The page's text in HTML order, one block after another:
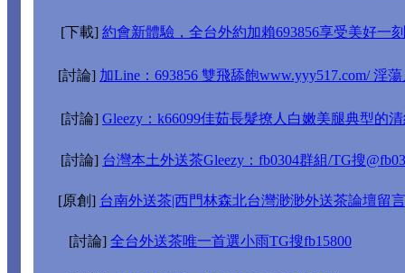
[下載] 約會新體驗，全台外約加賴693856享受美好一
[討論] 加Line：693856 雙飛舔飽www.yyy517.com/ 淫
[討論] Gleezy：k66099佳茹長髮撩人白嫩美腿典型的
[討論] 台灣本土外送茶Gleezy：fb0304群組/TG搜
[原創] 台南外送茶|西門林森北台灣渺渺外送茶論壇留
[討論] 全台外送茶唯一首選小雨TG搜fb15800